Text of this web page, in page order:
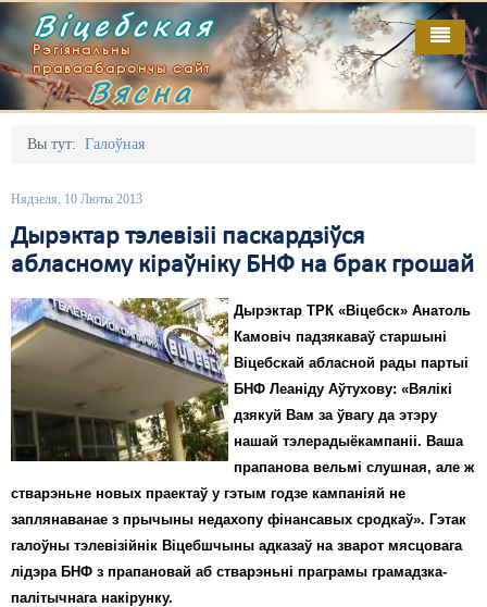
Віцебская
Рэгіянальны
праваабарончы сайт
Вясна
Вы тут: Галоўная
Нядзеля, 10 Люты 2013
Дырэктар тэлевізіі паскардзіўся
абласному кіраўніку БНФ на брак грошай
Дырэктар ТРК «Віцебск» Анатоль
Камовіч падзякаваў старшыні
Віцебскай абласной рады партыі
БНФ Леаніду Аўтухову: «Вялікі
дзякуй Вам за ўвагу да этэру
нашай тэлерадыёкампаніі. Ваша
прапанова вельмі слушная, але ж
стварэньне новых праектаў у гэтым годзе кампаніяй не
заплянаванае з прычыны недахопу фінансавых сродкаў». Гэтак
галоўны тэлевізійнік Віцебшчыны адказаў на зварот мясцовага
лідэра БНФ з прапановай аб стварэньні праграмы грамадзка-
палітычнага накірунку.
Галоўная
Адміністрацыйны перасьлед
Безбар'ернае асяродзьдзе
Выбары
Грамадзянскія ініцыятывы
Дзяржава
Дыскрымінацыя
Затрыманьні
Карная псыхіятрыя
Культурныя правы
Выданьні
Кантакт
Пра нас
RSS